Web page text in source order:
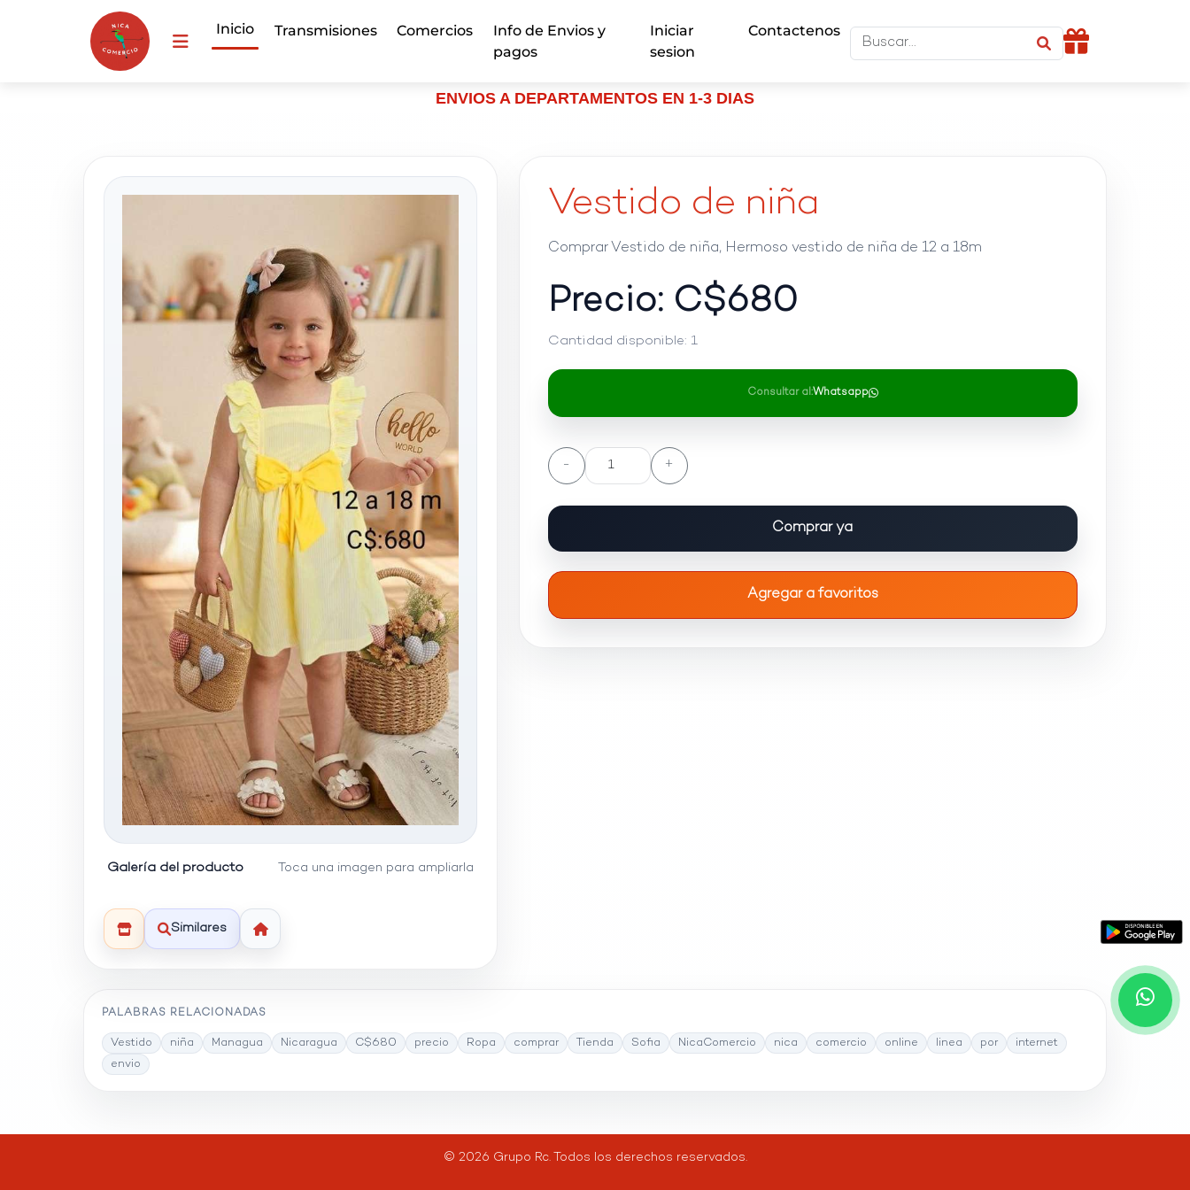
Inicio Transmisiones Comercios
Info de Envios y
pagos
Iniciar
sesion
Contactenos
ENVIOS A DEPARTAMENTOS EN 1-3 DIAS
Galería del producto Toca una imagen para ampliarla
Similares
Vestido de niña
Comprar Vestido de niña, Hermoso vestido de niña de 12 a 18m
Precio: C$680
Cantidad disponible: 1
Consultar al:Whatsapp
- +
Comprar ya
Agregar a favoritos
PALABRAS RELACIONADAS
Vestido niña Managua Nicaragua C$680 precio Ropa comprar Tienda Sofia NicaComercio nica comercio online linea por
internet
envio
© 2026 Grupo Rc. Todos los derechos reservados.